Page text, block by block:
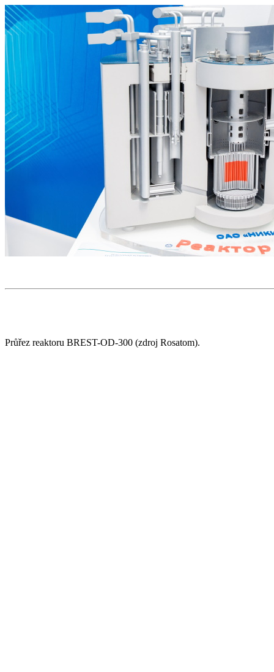
Průřez reaktoru BREST-OD-300 (zdroj Rosatom).